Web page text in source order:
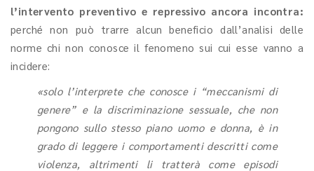
l’intervento preventivo e repressivo ancora incontra:
perché non può trarre alcun beneficio dall’analisi delle
norme chi non conosce il fenomeno sui cui esse vanno a
incidere:
«solo l’interprete che conosce i “meccanismi di
genere” e la discriminazione sessuale, che non
pongono sullo stesso piano uomo e donna, è in
grado di leggere i comportamenti descritti come
violenza, altrimenti li tratterà come episodi